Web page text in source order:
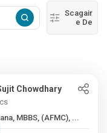
Scagair
e De
Chowdhary
MBBS, (AFMC), ...